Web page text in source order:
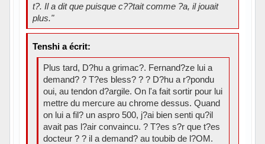
t?. Il a dit que puisque c??tait comme ?a, il jouait
plus."
Tenshi a écrit:
Plus tard, D?hu a grimac?. Fernand?ze lui a
demand? ? T?es bless? ? ? D?hu a r?pondu
oui, au tendon d?argile. On l'a fait sortir pour lui
mettre du mercure au chrome dessus. Quand
on lui a fil? un aspro 500, j?ai bien senti qu?il
avait pas l?air convaincu. ? T?es s?r que t?es
docteur ? ? il a demand? au toubib de l?OM.